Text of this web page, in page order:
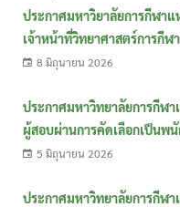
ประกาศมหาวิยาลัยการกีฬาแ
เจ้าหน้าที่วิทยาศาสตร์การกี
8 มิถุนายน 2026
ประกาศมหาวิทยาลัยการกีฬา
ผู้สอบผ่านการคัดเลือกเป็นพนั
5 มิถุนายน 2026
ประกาศมหาวิทยาลัยการกีฬา